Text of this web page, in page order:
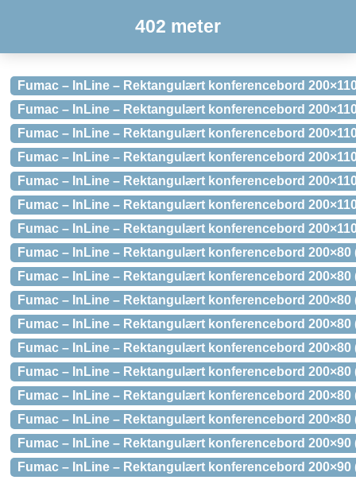
402 meter
Fumac – InLine – Rektangulært konferencebord
Fumac – InLine – Rektangulært konferencebord
Fumac – InLine – Rektangulært konferencebord
Fumac – InLine – Rektangulært konferencebord
Fumac – InLine – Rektangulært konferencebord
Fumac – InLine – Rektangulært konferencebord
Fumac – InLine – Rektangulært konferencebord
Fumac – InLine – Rektangulært konferencebord
Fumac – InLine – Rektangulært konferencebord
Fumac – InLine – Rektangulært konferencebord
Fumac – InLine – Rektangulært konferencebord
Fumac – InLine – Rektangulært konferencebord
Fumac – InLine – Rektangulært konferencebord
Fumac – InLine – Rektangulært konferencebord
Fumac – InLine – Rektangulært konferencebord
Fumac – InLine – Rektangulært konferencebord
Fumac – InLine – Rektangulært konferencebord